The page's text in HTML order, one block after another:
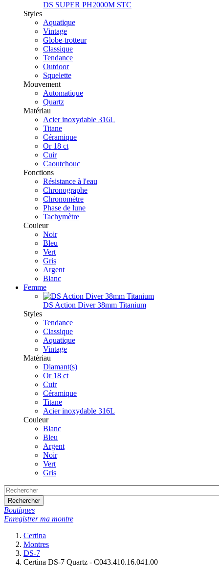
DS SUPER PH2000M STC
Styles
Aquatique
Vintage
Globe-trotteur
Classique
Tendance
Outdoor
Squelette
Mouvement
Automatique
Quartz
Matériau
Acier inoxydable 316L
Titane
Céramique
Or 18 ct
Cuir
Caoutchouc
Fonctions
Résistance à l'eau
Chronographe
Chronomètre
Phase de lune
Tachymètre
Couleur
Noir
Bleu
Vert
Gris
Argent
Blanc
Femme
DS Action Diver 38mm Titanium
Styles
Tendance
Classique
Aquatique
Vintage
Matériau
Diamant(s)
Or 18 ct
Cuir
Céramique
Titane
Acier inoxydable 316L
Couleur
Blanc
Bleu
Argent
Noir
Vert
Gris
Rechercher
Boutiques
Enregistrer ma montre
Certina
Montres
DS-7
Certina DS-7 Quartz - C043.410.16.041.00